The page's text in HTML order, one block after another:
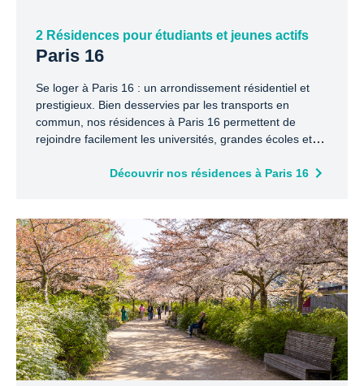
2 Résidences pour étudiants et jeunes actifs
Paris 16
Se loger à Paris 16 : un arrondissement résidentiel et
prestigieux. Bien desservies par les transports en
commun, nos résidences à Paris 16 permettent de
rejoindre facilement les universités, grandes écoles et
Découvrir nos résidences à Paris 16